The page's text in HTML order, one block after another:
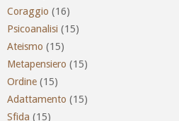
Coraggio (16)
Psicoanalisi (15)
Ateismo (15)
Metapensiero (15)
Ordine (15)
Adattamento (15)
Sfida (15)